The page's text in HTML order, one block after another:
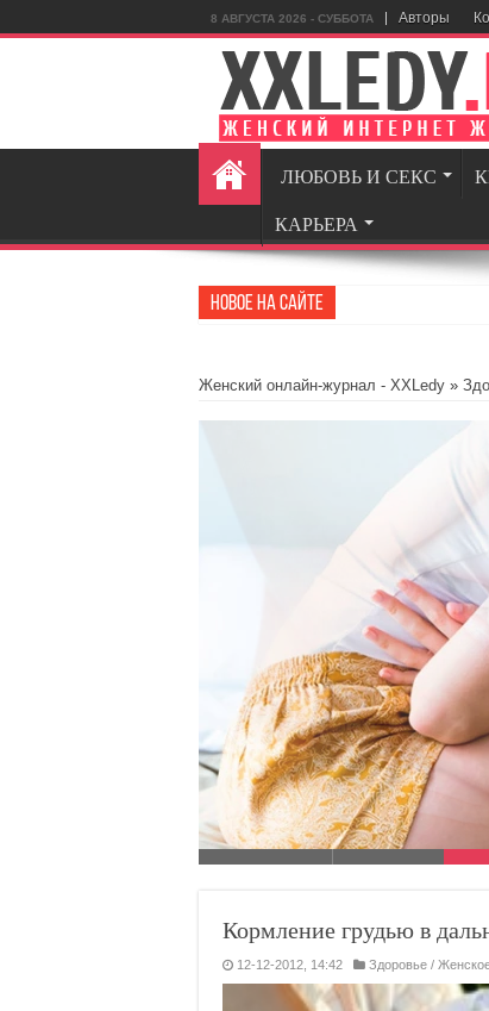
8 АВГУСТА 2026 - СУББОТА Авторы
ЛЮБОВЬ И СЕКС
КАРЬЕРА
Новое на сайте
Женский онлайн-журнал - XXLedy »
Как вызвать
Недавно мы
Кормление грудью в
12-12-2012, 14:42 Здоровье /